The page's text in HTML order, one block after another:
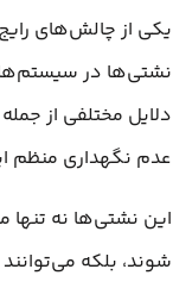
یکی از چالش‌های
نشتی‌ها در
دلایل مختلفی از
عدم نگهداری منظم
این نشتی‌ها نه
شوند، بلکه